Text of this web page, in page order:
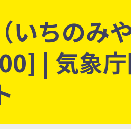
いちのみ
| 気象